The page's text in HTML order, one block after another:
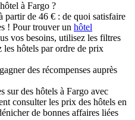
à Fargo ?
partir de 46 € : de quoi satisfaire
! Pour trouver un hôtel
vos besoins, utilisez les filtres
hôtels par ordre de prix
des récompenses auprès
sur des hôtels à Fargo avec
consulter les prix des hôtels en
de bonnes affaires liées